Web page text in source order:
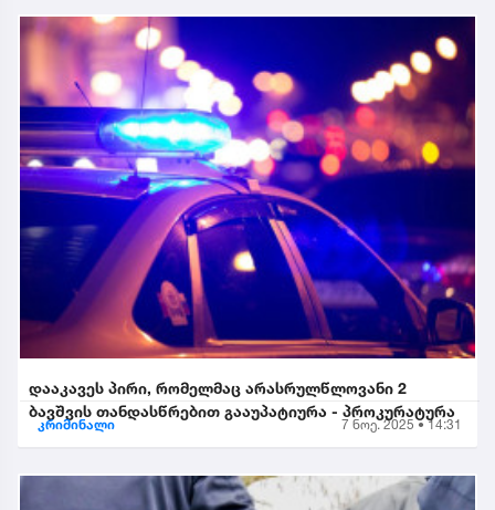
დააკავეს პირი, რომელმაც არასრულწლოვანი 2
ბავშვის თანდასწრებით გააუპატიურა - პროკურატურა
კრიმინალი 7 ნოე. 2025 • 14:31